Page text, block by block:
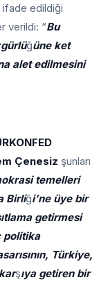
edildiği
verildi: “Bu
ğüne ket
aletedilmesini
Çenesiz şunları
temelleri
Birliği’ne üye bir
getirmesi
politika
Türkiye,
şıya getiren bir